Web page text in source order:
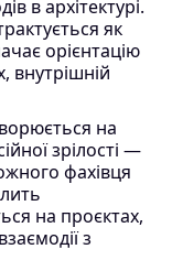
в архітектурі.
як
орієнтацію
внутрішній
на
зрілості —
фахівця
на проєктах,
з